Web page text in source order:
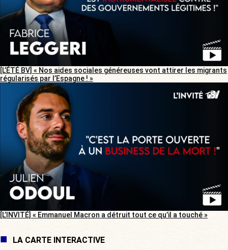
[L’ÉTÉ BV] « Nos aides sociales généreuses vont attirer les migrants
régularisés par l’Espagne ! »
[L’INVITÉ] « Emmanuel Macron a détruit tout ce qu’il a touché »
LA CARTE INTERACTIVE